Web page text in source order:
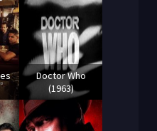
Doctor Who
(1963)